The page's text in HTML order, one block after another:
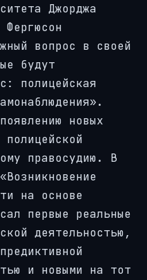
Джорджа
Фергюсон
вопрос в своей
будут
полицейская
новых
правосудию. В
на основе
первые реальные
деятельностью,
и новыми на тот